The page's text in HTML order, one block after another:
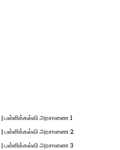
| பள்ளிக்கல்வி அரசாணை 1
| பள்ளிக்கல்வி அரசாணை 2
| பள்ளிக்கல்வி அரசாணை 3